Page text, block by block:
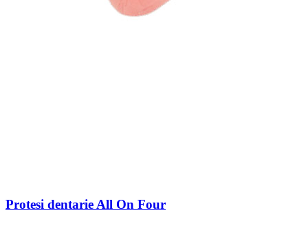
Protesi dentarie All On Four